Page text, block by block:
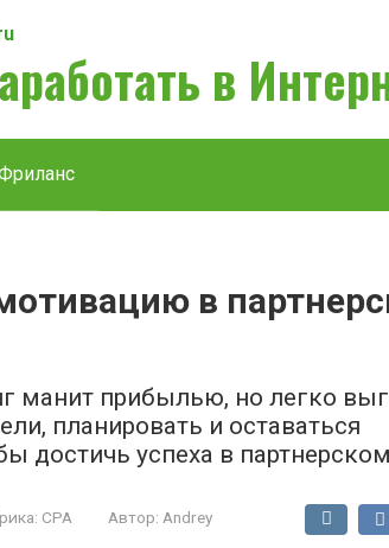
в
в
манит прибылью, но легко
планировать и оставаться
достичь успеха в
CPA Автор: Andrey